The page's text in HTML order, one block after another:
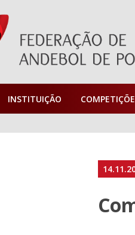
INSTITUIÇÃO